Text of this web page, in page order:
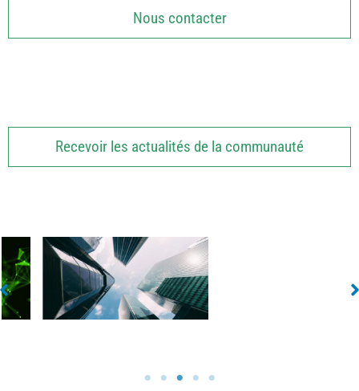
Nous contacter
Recevoir les actualités de la communauté
Entreprises IA frugale